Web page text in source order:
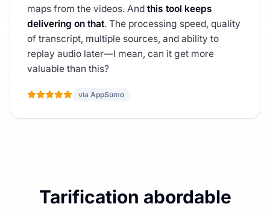
maps from the videos. And this tool keeps
delivering on that. The processing speed, quality
of transcript, multiple sources, and ability to
replay audio later—I mean, can it get more
valuable than this?
via AppSumo
Tarification abordable